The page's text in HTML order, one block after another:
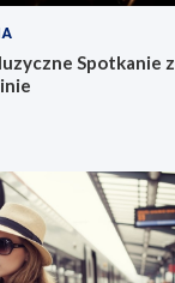
Spotkanie z